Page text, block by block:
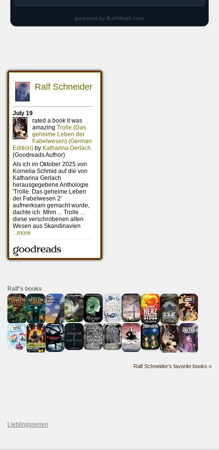
Ralf's books
Ralf Schneider's favorite books »
Lieblingsserien